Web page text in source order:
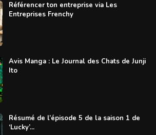
Référencer ton entreprise via Les
Entreprises Frenchy
Avis Manga : Le Journal des Chats de Junji
Ito
Résumé de l’épisode 5 de la saison 1 de
‘Lucky’...